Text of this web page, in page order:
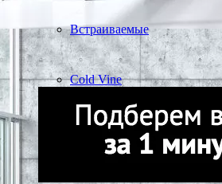
Встраиваемые
Cold Vine